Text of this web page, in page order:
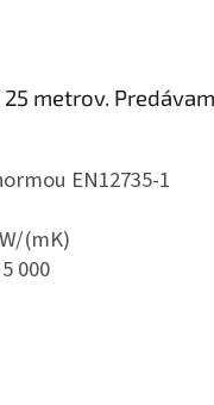
metrov.
EN12735-1
(mK)
000